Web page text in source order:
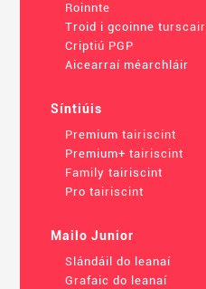
Roinnte
Troid i gcoinne turscair
Criptiú PGP
Aicearraí méarchláir
Síntiúis
Premium tairiscint
Premium+ tairiscint
Family tairiscint
Pro tairiscint
Mailo Junior
Slándáil do leanaí
Grafaic do leanaí